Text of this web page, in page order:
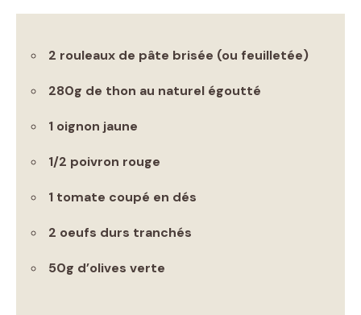
2 rouleaux de pâte brisée (ou feuilletée)
280g de thon au naturel égoutté
1 oignon jaune
1/2 poivron rouge
1 tomate coupé en dés
2 oeufs durs tranchés
50g d’olives verte